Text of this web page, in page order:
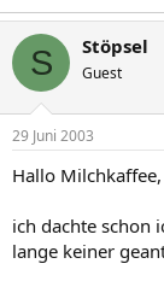
S Stöpsel
Guest
29 Juni 2003
Hallo Milchkaffee,
ich dachte schon
lange keiner